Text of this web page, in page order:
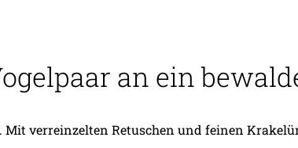
an ein
Mit verreinzelten Retuschen und feinen